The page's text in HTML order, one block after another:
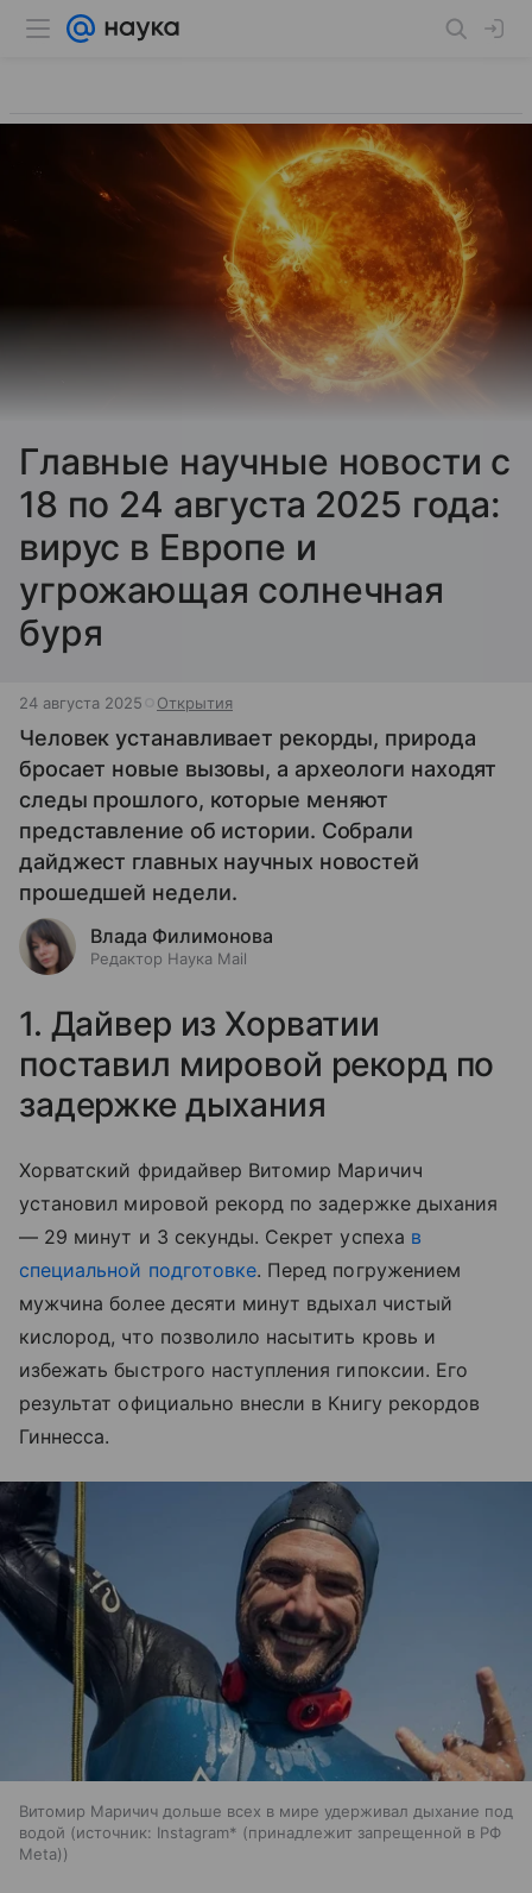
Главные научные новости с
18 по 24 августа 2025 года:
вирус в Европе и
угрожающая солнечная
буря
24 августа 2025 Открытия
Человек устанавливает рекорды, природа
бросает новые вызовы, а археологи находят
следы прошлого, которые меняют
представление об истории. Собрали
дайджест главных научных новостей
прошедшей недели.
Влада Филимонова
Редактор Наука Mail
1. Дайвер из Хорватии
поставил мировой рекорд по
задержке дыхания
Хорватский фридайвер Витомир Маричич
установил мировой рекорд по задержке дыхания
― 29 минут и 3 секунды. Секрет успеха в
специальной подготовке. Перед погружением
мужчина более десяти минут вдыхал чистый
кислород, что позволило насытить кровь и
избежать быстрого наступления гипоксии. Его
результат официально внесли в Книгу рекордов
Гиннесса.
Витомир Маричич дольше всех в мире удерживал дыхание под
водой
источник: Instagram* (принадлежит запрещенной в РФ
Meta)